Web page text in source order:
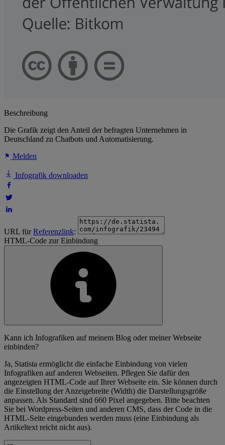
Beschreibung
Die Grafik zeigt den Anteil der befragten Unternehmen in
Deutschland zu Chatbots und Automatisierung.
Melden
Infografik downloaden
URL fürReferenzlink:
HTML-Code zur Einbindung
Kann ich Infografiken auf meinem Blog oder meiner Webseite
einbinden?
Ja, Statista ermöglicht die einfache Einbindung von vielen
Infografiken auf anderen Webseiten. Pflegen Sie dafür den
angezeigten HTML-Code auf Ihrer Webseite ein. Sie können durch
die Einstellung der Anzeigebreite (Width) die Darstellungsgröße
anpassen. Als Standard sind 660 Pixel angegeben. Bitte beachten
Sie bei Wordpress-Seiten und anderen CMS, dass der Code in die
HTML-Seite eingebunden werden muss (eine Einbindung als
Artikeltext reicht nicht aus).